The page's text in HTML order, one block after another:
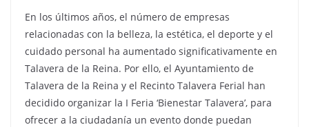
En los últimos años, el número de empresas
relacionadas con la belleza, la estética, el deporte y el
cuidado personal ha aumentado significativamente en
Talavera de la Reina. Por ello, el Ayuntamiento de
Talavera de la Reina y el Recinto Talavera Ferial han
decidido organizar la I Feria ‘Bienestar Talavera’, para
ofrecer a la ciudadanía un evento donde puedan